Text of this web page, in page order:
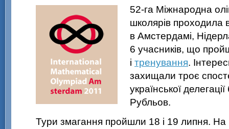
52-га Міжнародна
школярів проходила
в Амстердамі,
6 учасників, що
і тренування.
захищали троє
української
Рубльов.
Тури змагання пройшли 18 і 19 липня. На